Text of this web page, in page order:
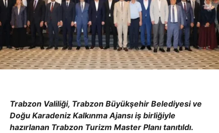
Trabzon Valiliği, Trabzon Büyükşehir Belediyesi ve
Doğu Karadeniz Kalkınma Ajansı iş birliğiyle
hazırlanan Trabzon Turizm Master Planı tanıtıldı.